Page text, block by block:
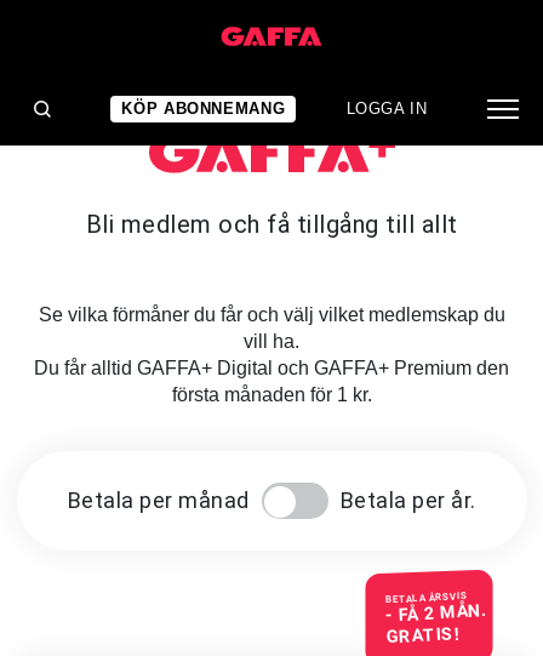
KÖP ABONNEMANG LOGGA IN
Bli medlem och få tillgång till allt
Se vilka förmåner du får och välj vilket medlemskap du
vill ha.
Du får alltid GAFFA+ Digital och GAFFA+ Premium den
första månaden för 1 kr.
Betala per månad Betala per år.
BETALA ÅRSVIS
- FÅ 2 MÅN.
GRATIS!